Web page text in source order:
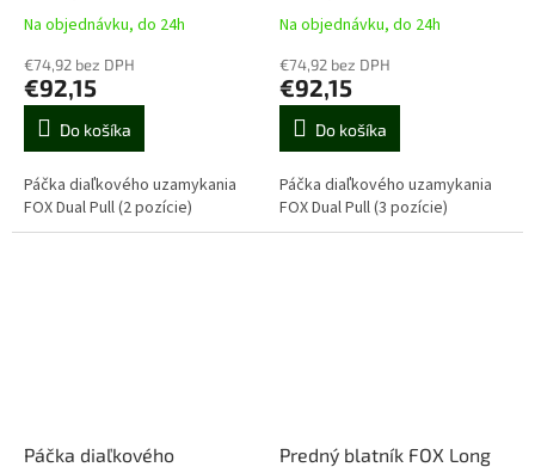
(2 pozície)
Na objednávku, do 24h
€74,92 bez DPH
€92,15
Do košíka
Páčka diaľkového uzamykania
FOX Dual Pull (2 pozície)
(3 pozície)
Na objednávku, do 24h
€74,92 bez DPH
€92,15
Do košíka
Páčka diaľkového uzamykania
FOX Dual Pull (3 pozície)
Páčka diaľkového
Predný blatník FOX Long